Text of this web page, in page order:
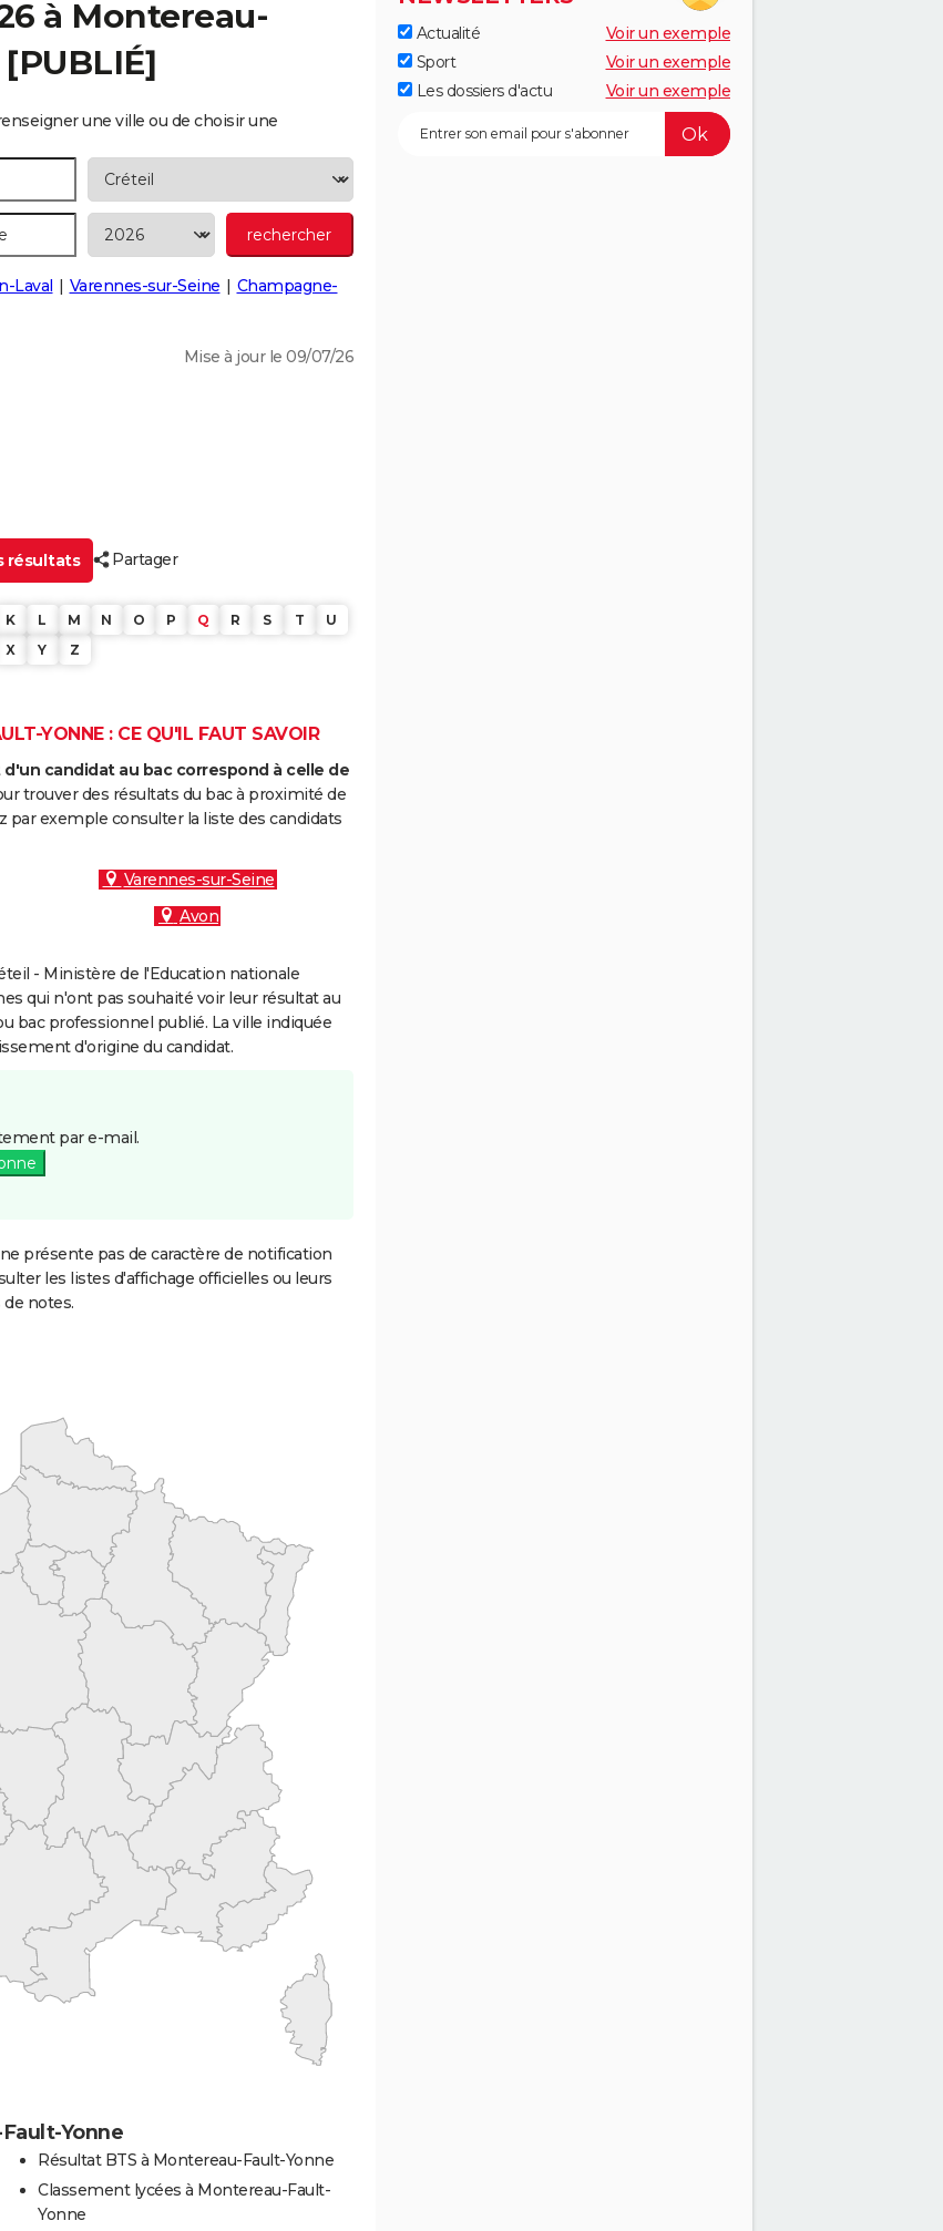
à Montereau-
[PUBLIÉ]
une ville ou de choisir une
Laval Varennes-sur-Seine
Champagne-
Mise à jour le 09/07/26
résultats Partager
K L M N O P Q R S T
U
X Y Z
YONNE : CE QU'IL FAUT SAVOIR
candidat au bac correspond à celle de
trouver des résultats du bac à proximité de
par exemple consulter la liste des candidats
Varennes-sur-Seine
Avon
- Ministère de l'Education nationale
qui n'ont pas souhaité voir leur résultat au
bac professionnel publié. La ville indiquée
d'origine du candidat.
par e-mail.
présente pas de caractère de notification
les listes d'affichage officielles ou leurs
de notes.
Yonne
Résultat BTS à Montereau-Fault-Yonne
Classement lycées à Montereau-Fault-
Yonne
Actualité
Voir un exemple
Sport
Voir un exemple
Les dossiers d'actu
Voir un exemple